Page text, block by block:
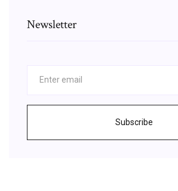
Newsletter
Subscribe